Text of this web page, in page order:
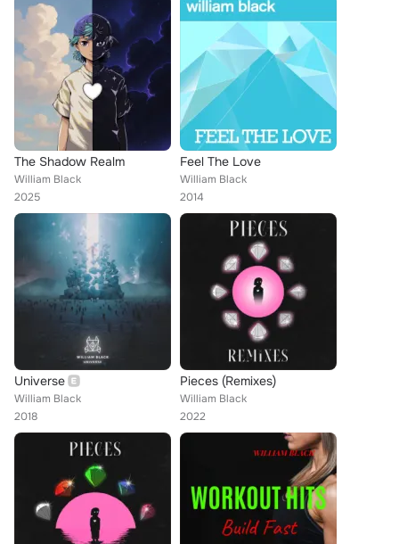
The Shadow Realm
William Black
2025
Feel The Love
William Black
2014
Universe
William Black
2018
Pieces (Remixes)
William Black
2022